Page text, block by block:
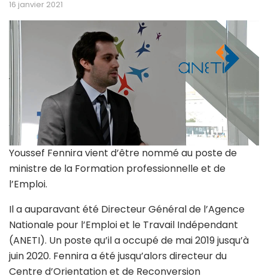
16 janvier 2021
Youssef Fennira vient d’être nommé au poste de
ministre de la Formation professionnelle et de
l’Emploi.
Il a auparavant été Directeur Général de l’Agence
Nationale pour l’Emploi et le Travail Indépendant
(ANETI). Un poste qu’il a occupé de mai 2019 jusqu’à
juin 2020. Fennira a été jusqu’alors directeur du
Centre d’Orientation et de Reconversion